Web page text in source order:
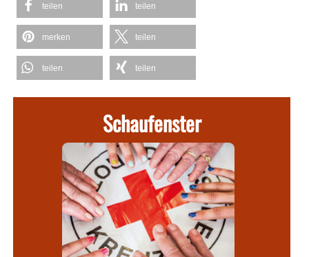
teilen teilen
merken teilen
teilen teilen
Schaufenster